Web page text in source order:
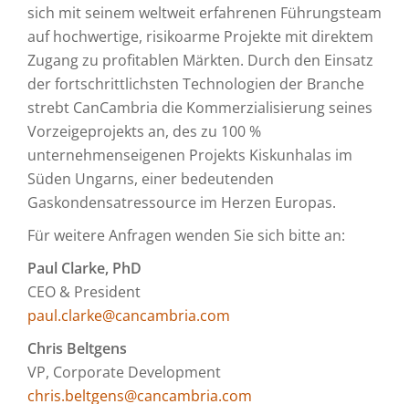
sich mit seinem weltweit erfahrenen Führungsteam
auf hochwertige, risikoarme Projekte mit direktem
Zugang zu profitablen Märkten. Durch den Einsatz
der fortschrittlichsten Technologien der Branche
strebt CanCambria die Kommerzialisierung seines
Vorzeigeprojekts an, des zu 100 %
unternehmenseigenen Projekts Kiskunhalas im
Süden Ungarns, einer bedeutenden
Gaskondensatressource im Herzen Europas.
Für weitere Anfragen wenden Sie sich bitte an:
Paul Clarke, PhD
CEO & President
paul.clarke@cancambria.com
Chris Beltgens
VP, Corporate Development
chris.beltgens@cancambria.com